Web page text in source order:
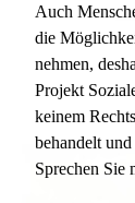
Auch
die
nehmen,
Projekt
keinem
behandelt
Sprechen Sie